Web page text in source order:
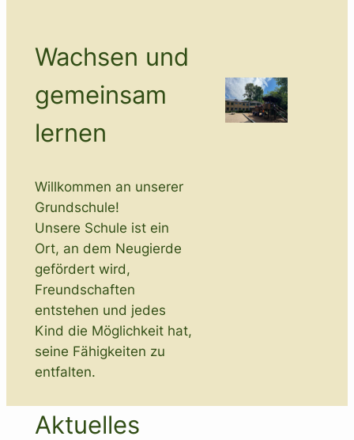
Wachsen und
gemeinsam
lernen
Willkommen an unserer
Grundschule!
Unsere Schule ist ein
Ort, an dem Neugierde
gefördert wird,
Freundschaften
entstehen und jedes
Kind die Möglichkeit hat,
seine Fähigkeiten zu
entfalten.
Aktuelles